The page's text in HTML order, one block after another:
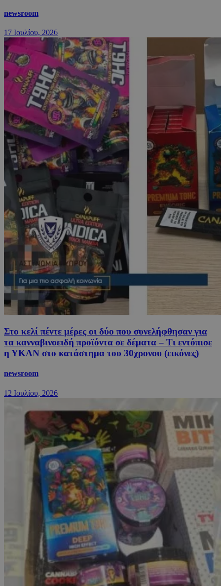
newsroom
17 Ιουλίου, 2026
Στο κελί πέντε μέρες οι δύο που συνελήφθησαν για
τα κανναβινοειδή προϊόντα σε δέματα – Τι εντόπισε
η ΥΚΑΝ στο κατάστημα του 30χρονου (εικόνες)
newsroom
12 Ιουλίου, 2026